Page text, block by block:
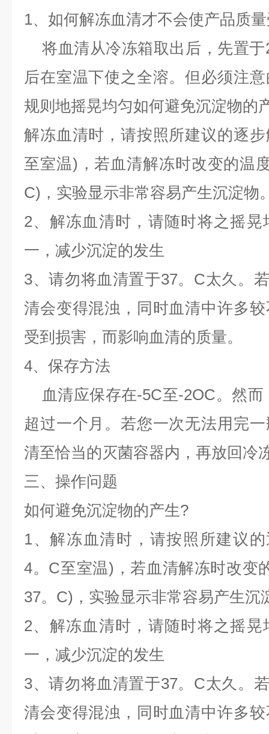
1、如何解冻血清才不会使产品质
将血清从冷冻箱取出后，先置于
后在室温下使之全溶。但必须注
规则地摇晃均匀如何避免沉淀物的
解冻血清时，请按照所建议的逐
至室温)，若血清解冻时改变的温
C)，实验显示非常容易产生沉淀物
2、解冻血清时，请随时将之摇
一，减少沉淀的发生
3、请勿将血清置于37。C太久。
清会变得混浊，同时血清中许多
受到损害，而影响血清的质量。
4、保存方法
血清应保存在-5C至-2OC。然而
超过一个月。若您一次无法用完
清至恰当的灭菌容器内，再放回冷
三、操作问题
如何避免沉淀物的产生?
1、解冻血清时，请按照所建议
4。C至室温)，若血清解冻时改变
37。C)，实验显示非常容易产生沉
2、解冻血清时，请随时将之摇
一，减少沉淀的发生
3、请勿将血清置于37。C太久。
清会变得混浊，同时血清中许多